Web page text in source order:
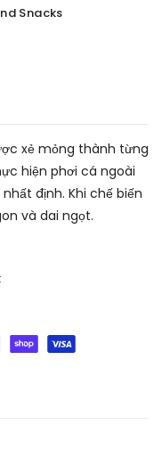
Snacks
xẻ mỏng thành từng
hiện phơi cá ngoài
định. Khi chế biến
và dai ngọt.